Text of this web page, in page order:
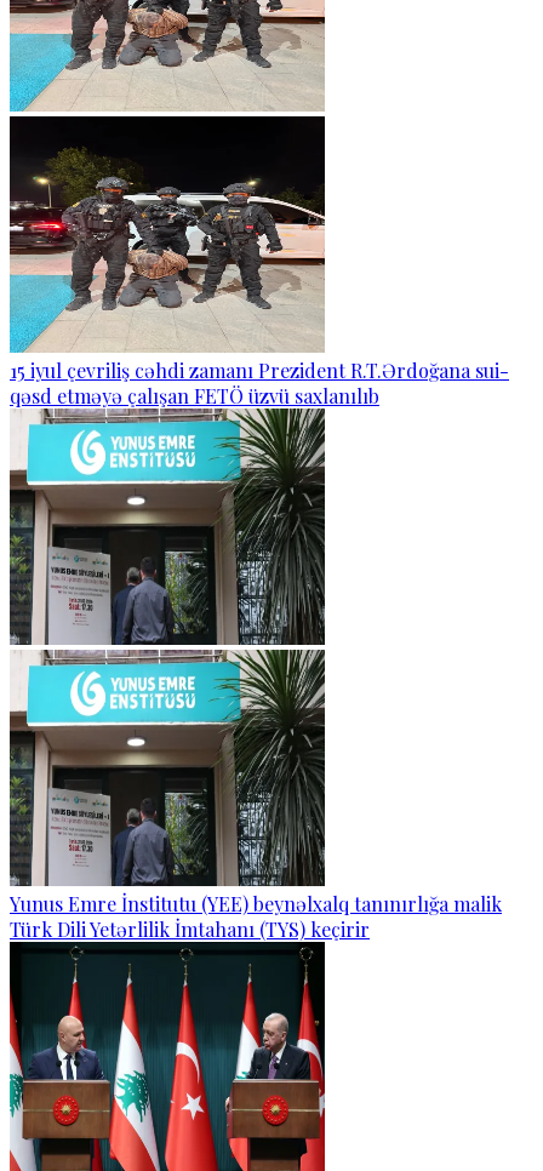
15 iyul çevriliş cəhdi zamanı Prezident R.T.Ərdoğana sui-
qəsd etməyə çalışan FETÖ üzvü saxlanılıb
Yunus Emre İnstitutu (YEE) beynəlxalq tanınırlığa malik
Türk Dili Yetərlilik İmtahanı (TYS) keçirir